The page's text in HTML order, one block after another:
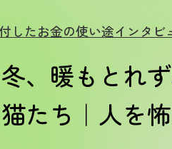
したお金の使い途インタビ
、暖もとれ
たち｜人を